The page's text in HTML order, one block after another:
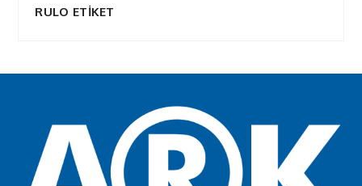
RULO ETİKET